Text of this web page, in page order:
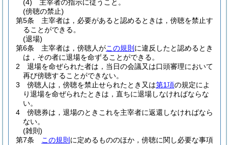
(4)
主宰者の指示に従うこと。
(傍聴の禁止)
第5条
主宰者は，必要があると認めるときは，傍聴を禁止す
ることができる。
(退場)
第6条
主宰者は，傍聴人がこの規則 に違反したと認めるとき
は，その者に退場を命ずることができる。
2
退場を命ぜられた者は，当日の会議又は口頭審理において
再び傍聴することができない。
3
傍聴人は，傍聴を禁止せられたとき又は第1項の規定によ
り退場を命ぜられたときは，直ちに退場しなければならな
い。
4
傍聴券は，退場のときこれを主宰者に返還しなければなら
ない。
(雑則)
第7条
この規則 に定めるもののほか，傍聴に関し必要な事項